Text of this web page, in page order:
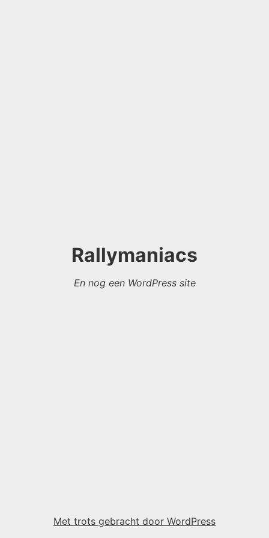
Rallymaniacs
En nog een WordPress site
Met trots gebracht door WordPress